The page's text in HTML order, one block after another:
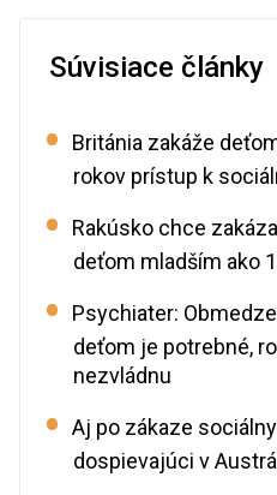
Súvisiace články
Británia zakáže
rokov prístup k
Rakúsko chce
deťom mladším ako
Psychiater:
deťom je potrebné,
nezvládnu
Aj po zákaze
dospievajúci v